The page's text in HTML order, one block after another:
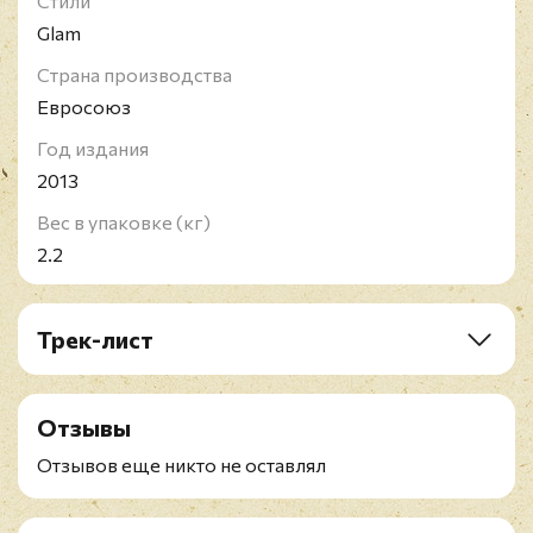
Glam
Страна производства
Евросоюз
Год издания
2013
Вес в упаковке (кг)
2.2
Трек-лист
LP1-2:
A2. Oscar Wilde Gets Out
A3. A Town Called Jubilee
B1. The Ballad Of Blind Tom
B2. Dream # 1
Отзывы
Отзывов еще никто не оставлял